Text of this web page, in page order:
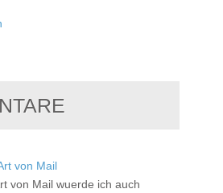
von Mail
von Mail wuerde ich auch